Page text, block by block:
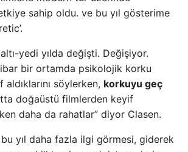
sahip oldu. ve bu yıl gösterime
yedi yılda değişti. Değişiyor.
bir ortamda psikolojik korku
söylerken, korkuyu geç
doğaüstü filmlerden keyif
daha da rahatlar” diyor Clasen.
yıl daha fazla ilgi görmesi, giderek